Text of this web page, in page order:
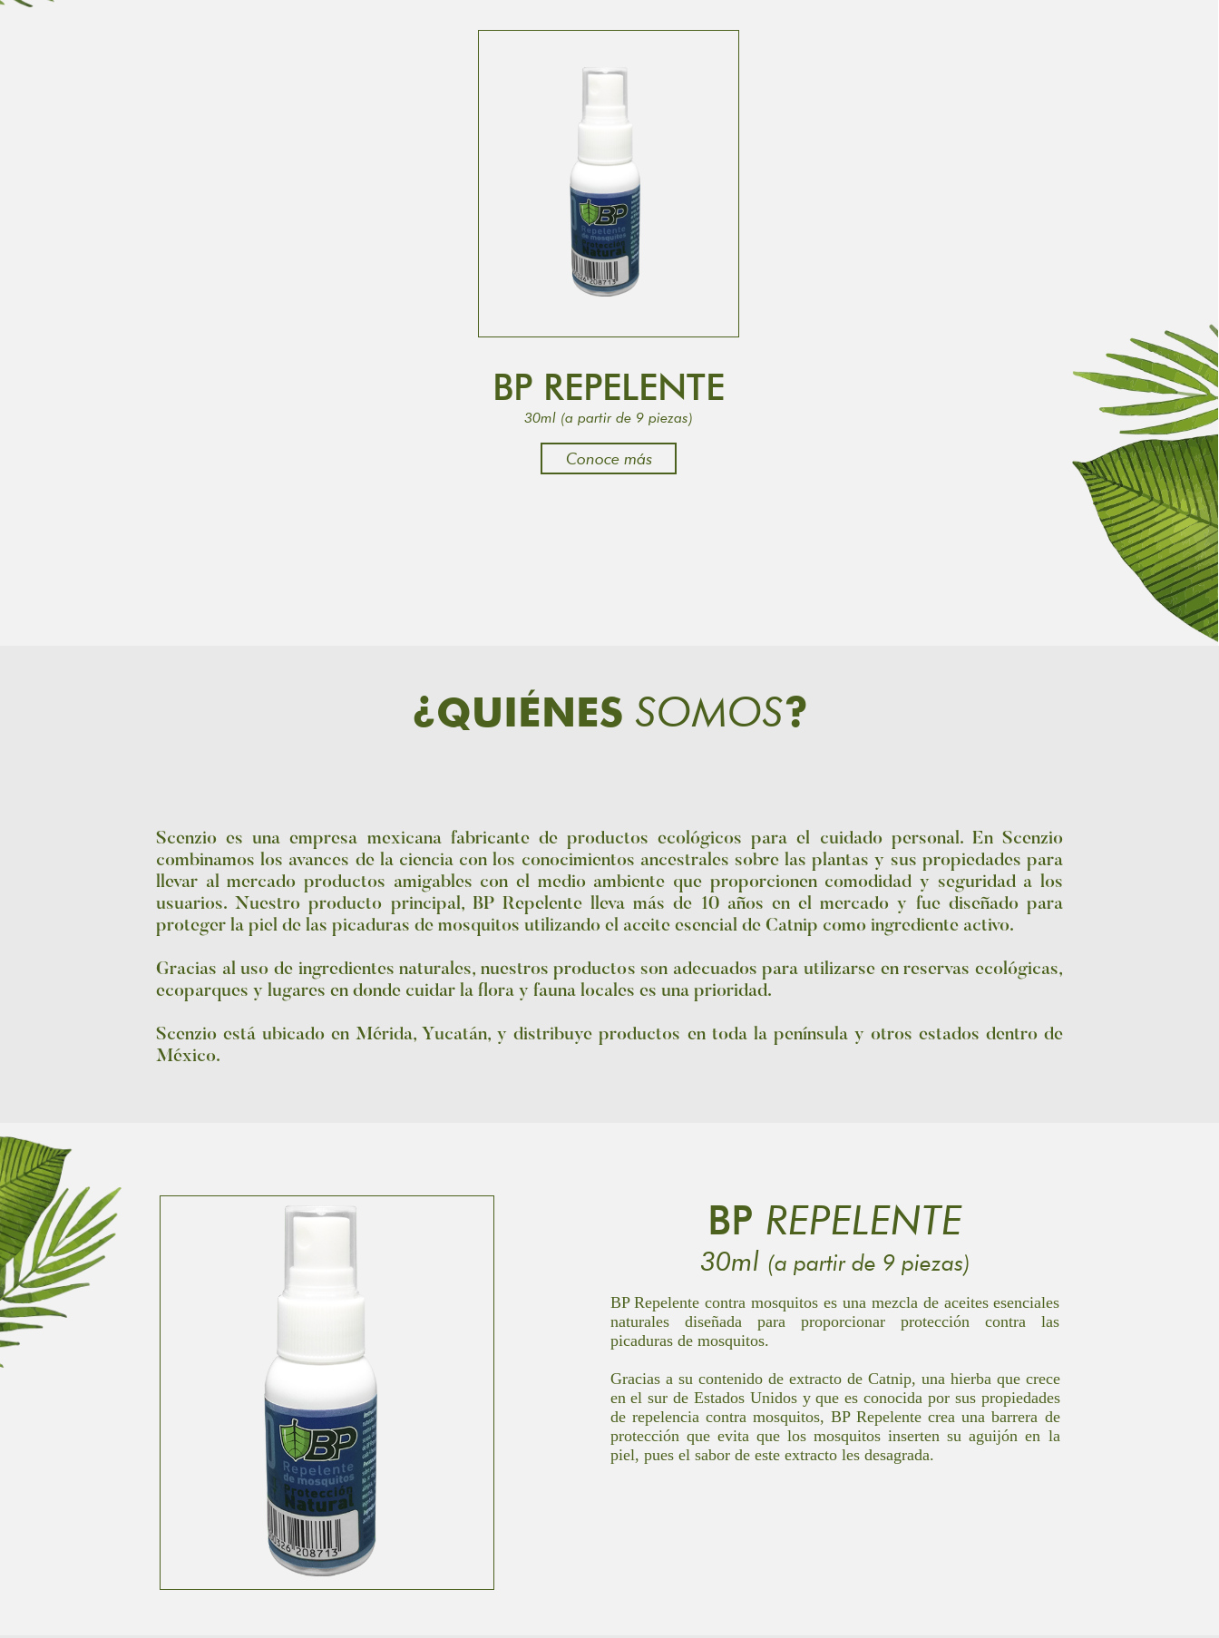
BP REPELENTE
30ml (a partir de 9 piezas)
Conoce más
¿QUIÉNES SOMOS?
Scenzio es una empresa mexicana fabricante de productos ecológicos para el cuidado personal. En Scenzio
combinamos los avances de la ciencia con los conocimientos ancestrales sobre las plantas y sus propiedades para
llevar al mercado productos amigables con el medio ambiente que proporcionen comodidad y seguridad a los
usuarios. Nuestro producto principal, BP Repelente lleva más de 10 años en el mercado y fue diseñado para
proteger la piel de las picaduras de mosquitos utilizando el aceite esencial de Catnip como ingrediente activo.
Gracias al uso de ingredientes naturales, nuestros productos son adecuados para utilizarse en reservas ecológicas,
ecoparques y lugares en donde cuidar la flora y fauna locales es una prioridad.
Scenzio está ubicado en Mérida, Yucatán, y distribuye productos en toda la península y otros estados dentro de
México.
BP REPELENTE
30ml (a partir de 9 piezas)
BP Repelente contra mosquitos es una mezcla de aceites esenciales
naturales diseñada para proporcionar protección contra las
picaduras de mosquitos.
Gracias a su contenido de extracto de Catnip, una hierba que crece
en el sur de Estados Unidos y que es conocida por sus propiedades
de repelencia contra mosquitos, BP Repelente crea una barrera de
protección que evita que los mosquitos inserten su aguijón en la
piel, pues el sabor de este extracto les desagrada.